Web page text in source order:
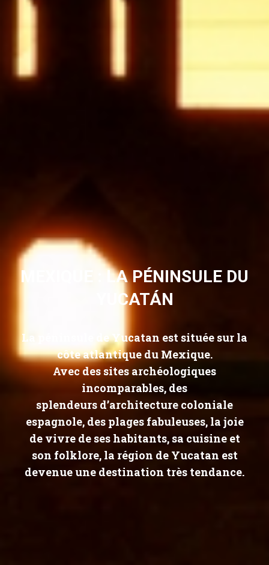
MEXIQUE : LA PÉNINSULE DU
YUCATÁN
La péninsule de Yucatan est située sur la
côte atlantique du Mexique.
Avec des sites archéologiques
incomparables, des
splendeurs d’architecture coloniale
espagnole, des plages fabuleuses, la joie
de vivre de ses habitants, sa cuisine et
son folklore, la région de Yucatan est
devenue une destination très tendance.